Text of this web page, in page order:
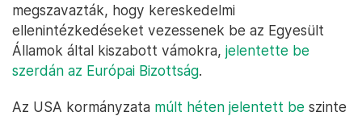
megszavazták, hogy kereskedelmi
ellenintézkedéseket vezessenek be az Egyesült
Államok által kiszabott vámokra, jelentette be
szerdán az Európai Bizottság.
Az USA kormányzata múlt héten jelentett be szinte